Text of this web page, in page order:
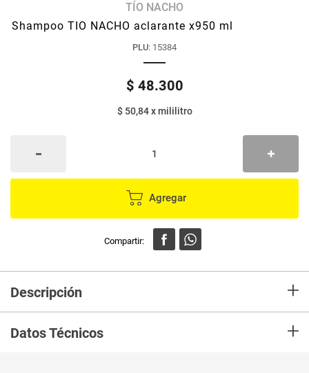
TÍO NACHO
Shampoo TIO NACHO aclarante x950 ml
PLU: 15384
$ 48.300
$ 50,84xmililitro
Agregar
Descripción +
Datos Técnicos +